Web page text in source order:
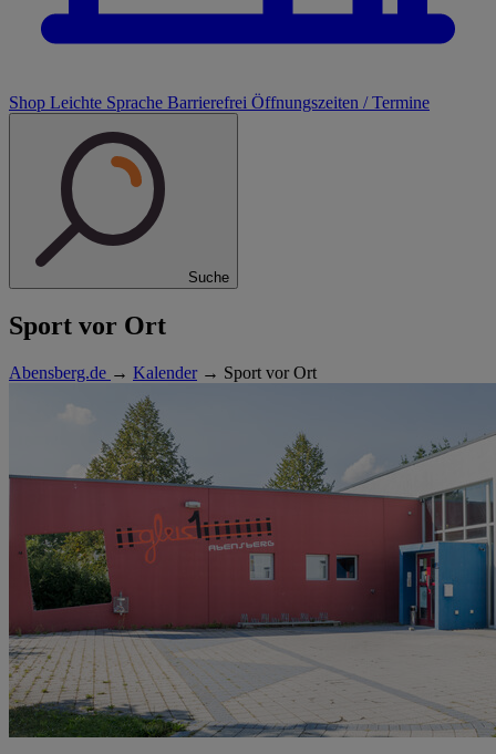
Shop Leichte Sprache Barrierefrei Öffnungszeiten / Termine
Suche
Sport vor Ort
Abensberg.de → Kalender → Sport vor Ort